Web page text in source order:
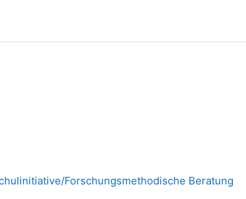
Forschungsmethodische Beratung